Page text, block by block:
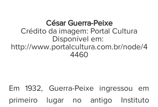
César Guerra-Peixe
Crédito da imagem: Portal Cultura
Disponível em:
http://www.portalcultura.com.br/node/4
4460
Em 1932, Guerra-Peixe ingressou em
primeiro lugar no antigo Instituto